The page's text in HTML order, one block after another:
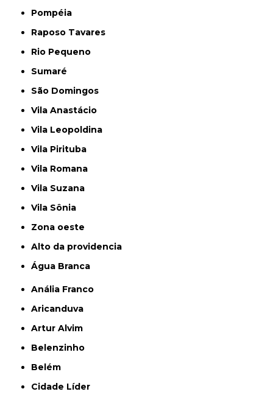
Pompéia
Raposo Tavares
Rio Pequeno
Sumaré
São Domingos
Vila Anastácio
Vila Leopoldina
Vila Pirituba
Vila Romana
Vila Suzana
Vila Sônia
Zona oeste
alto da providencia
Água Branca
Anália Franco
Aricanduva
Artur Alvim
Belenzinho
Belém
Cidade Líder